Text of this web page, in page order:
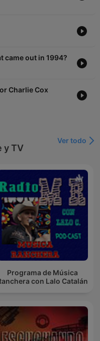
came out in 1994?
Charlie Cox
y TV
Ver todo
Programa de Música
con Lalo Catalán